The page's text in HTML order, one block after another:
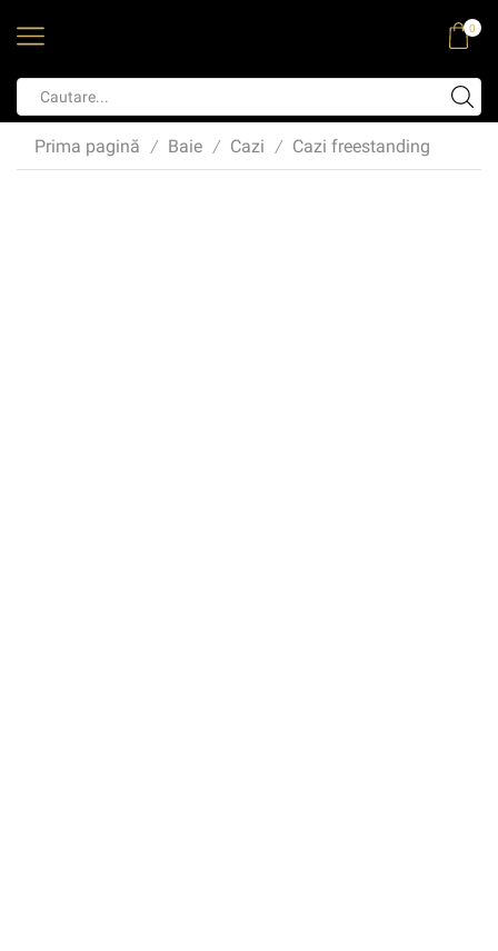
0
Prima pagină / Baie / Cazi / Cazi freestanding